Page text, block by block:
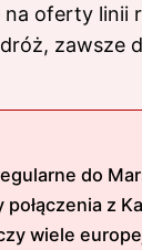
oferty linii
zawsze
do
z
wiele